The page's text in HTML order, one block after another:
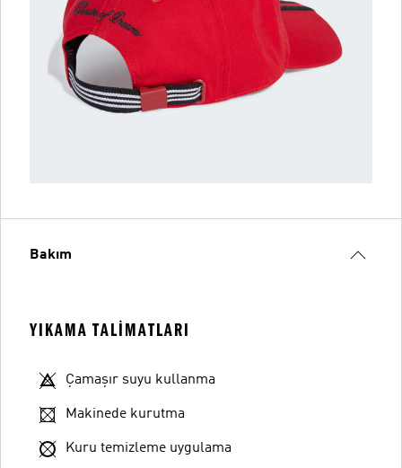
Bakım
YIKAMA TALIMATLARI
Çamaşır suyu kullanma
Makinede kurutma
Kuru temizleme uygulama